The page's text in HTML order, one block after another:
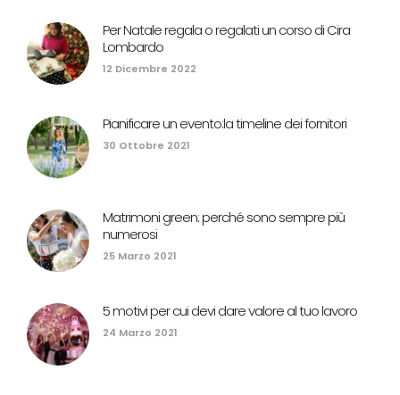
Per Natale regala o regalati un corso di Cira
Lombardo
12 Dicembre 2022
Pianificare un evento:la timeline dei fornitori
30 Ottobre 2021
Matrimoni green: perché sono sempre più
numerosi
25 Marzo 2021
5 motivi per cui devi dare valore al tuo lavoro
24 Marzo 2021